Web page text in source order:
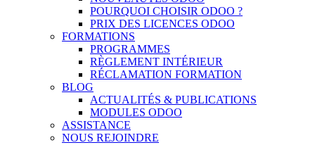
POURQUOI CHOISIR ODOO ?
PRIX DES LICENCES ODOO
FORMATIONS
PROGRAMMES
RÈGLEMENT INTÉRIEUR
RÉCLAMATION FORMATION
BLOG
ACTUALITÉS & PUBLICATIONS
MODULES ODOO
ASSISTANCE
NOUS REJOINDRE